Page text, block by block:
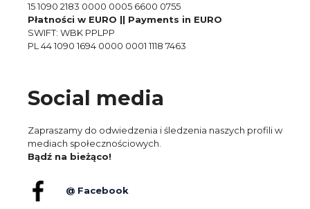
15 1090 2183 0000 0005 6600 0755
Płatności w EURO || Payments in EURO
SWIFT: WBK PPLPP
PL 44 1090 1694 0000 0001 1118 7463
Social media
Zapraszamy do odwiedzenia i śledzenia naszych profili w
mediach społecznościowych.
Bądź na bieżąco!
@ Facebook